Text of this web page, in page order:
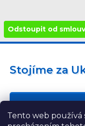
Tento web používá
Odstoupit od
Stojíme za